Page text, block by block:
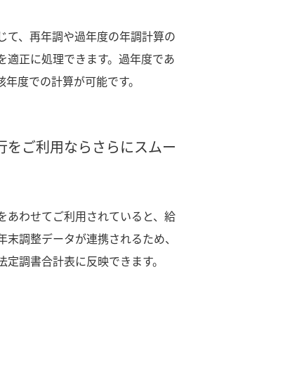
て、再年調や過年度の年調計算の
適正に処理できます。過年度であ
年度での計算が可能です。
をご利用ならさらにスムー
あわせてご利用されていると、給
末調整データが連携されるため、
定調書合計表に反映できます。